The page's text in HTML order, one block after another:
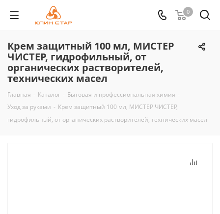
0
Крем защитный 100 мл, МИСТЕР
ЧИСТЕР, гидрофильный, от
органических растворителей,
технических масел
Главная - Каталог - Бытовая и профессиональная химия -
Уход за руками - Крем защитный 100 мл, МИСТЕР ЧИСТЕР,
гидрофильный, от органических растворителей, технических масел